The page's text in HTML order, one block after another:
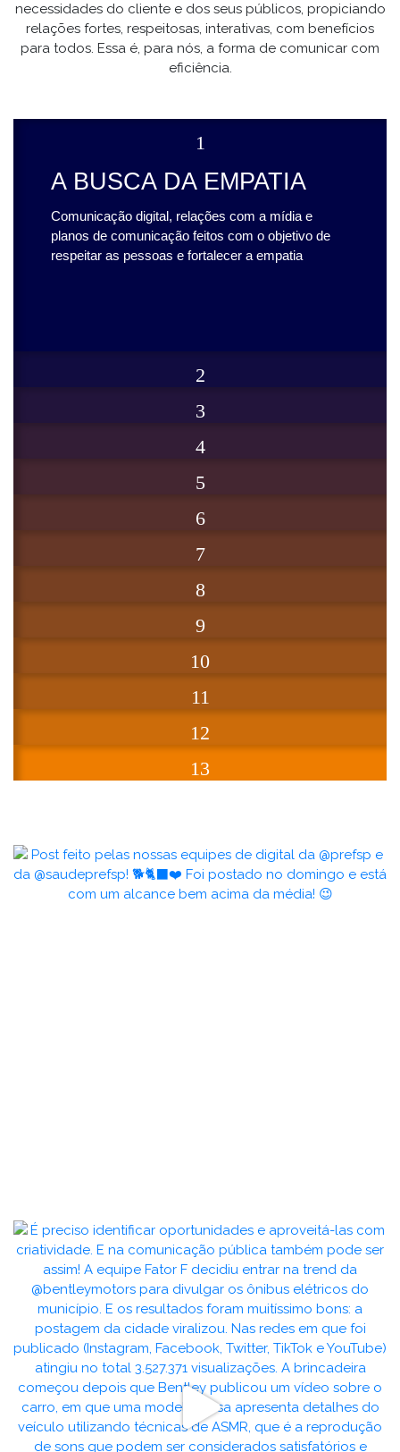
necessidades do cliente e dos seus públicos, propiciando
relações fortes, respeitosas, interativas, com benefícios
para todos. Essa é, para nós, a forma de comunicar com
eficiência.
1
A BUSCA DA EMPATIA
Comunicação digital, relações com a mídia e
planos de comunicação feitos com o objetivo de
respeitar as pessoas e fortalecer a empatia
2
3
4
5
6
7
8
9
10
11
12
13